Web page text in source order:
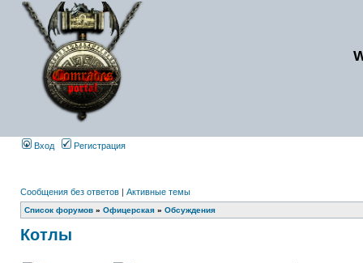
Вход Регистрация
Сообщения без ответов | Активные темы
Список форумов » Офицерская » Обсуждения
Котлы